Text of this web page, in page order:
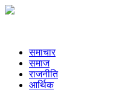
समाचार
समाज
राजनीति
आर्थिक